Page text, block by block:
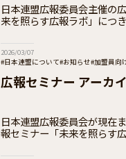
日本連盟広報委員会主催の
来を照らす広報ラボ」につ
報セミナー！ 隔月で実施し
2026/03/07
#日本連盟について#お知らせ#加盟員向
広報セミナー アーカ
日本連盟広報委員会が現在
報セミナー「未来を照らす